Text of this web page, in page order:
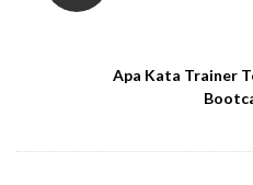
Apa Kata Trainer